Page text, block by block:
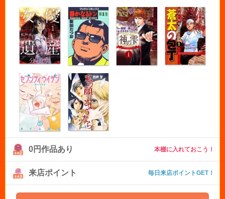
0円作品あり 本棚に入れておこう！
来店ポイント 毎日来店ポイントGET！